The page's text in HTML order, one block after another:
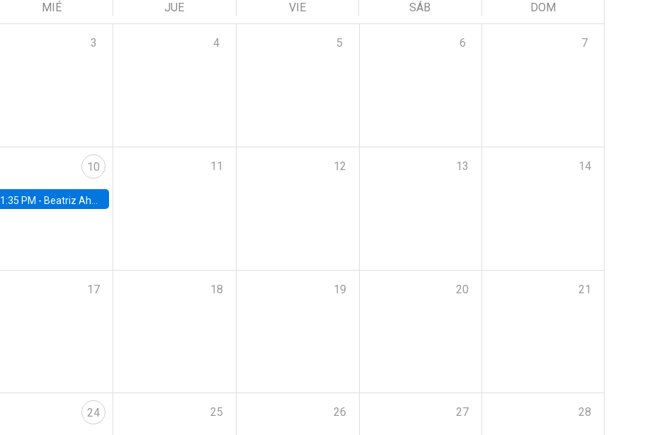
MIÉ JUE VIE SÁB DOM
3 4 5 6 7
10
1:35 PM - Beatriz Ahumada, PhD candidate, Universidad de Pittsburgh
11 12 13 14
17 18 19 20 21
24 25 26 27 28